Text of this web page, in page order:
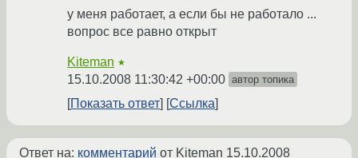
у меня работает, а если бы не работало ...
вопрос все равно открыт
Kiteman ★
15.10.2008 11:30:42 +00:00 автор топика
Показать ответ Ссылка
Ответ на: комментарий от Kiteman 15.10.2008